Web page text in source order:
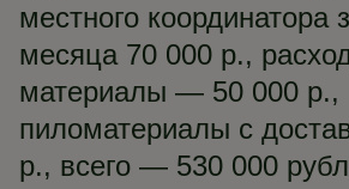
местного координатора
месяца 70 000 р.,
материалы — 50 000 р.,
пиломатериалы с
р., всего — 530 000